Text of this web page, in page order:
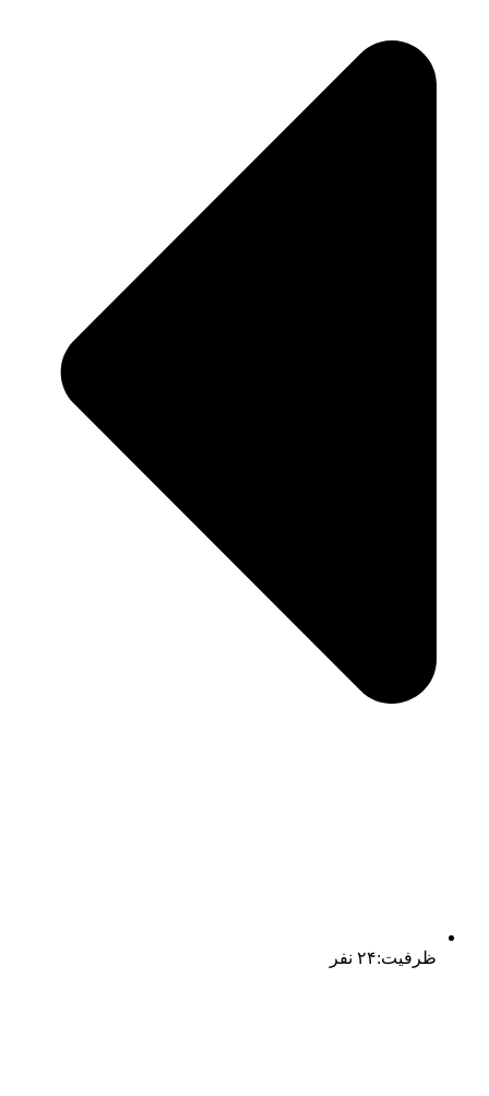
ظرفیت:۲۴ نفر